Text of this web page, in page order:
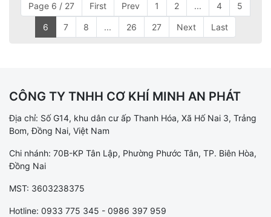
Page 6 / 27 First Prev 1 2 ... 4 5
6 7 8 ... 26 27 Next Last
CÔNG TY TNHH CƠ KHÍ MINH AN PHÁT
Địa chỉ: Số G14, khu dân cư ấp Thanh Hóa, Xã Hố Nai 3, Trảng
Bom, Đồng Nai, Việt Nam
Chi nhánh: 70B-KP Tân Lập, Phường Phước Tân, TP. Biên Hòa,
Đồng Nai
MST: 3603238375
Hotline: 0933 775 345 - 0986 397 959